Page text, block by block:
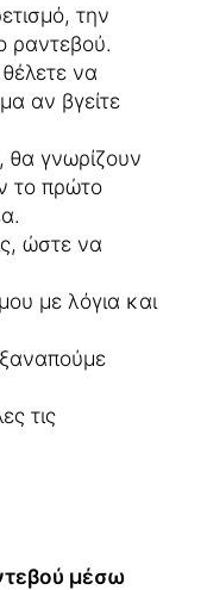
την
ραντεβού.
να
αν βγείτε
θα γνωρίζουν
το πρώτο
ώστε να
με λόγια και
τις
μέσω